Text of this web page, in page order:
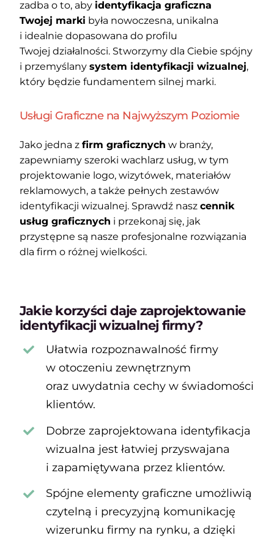
zadba o to, aby identyfikacja graficzna
Twojej marki była nowoczesna, unikalna
i idealnie dopasowana do profilu
Twojej działalności. Stworzymy dla Ciebie spójny
i przemyślany system identyfikacji wizualnej,
który będzie fundamentem silnej marki.
Usługi Graficzne na Najwyższym Poziomie
Jako jedna z firm graficznych w branży,
zapewniamy szeroki wachlarz usług, w tym
projektowanie logo, wizytówek, materiałów
reklamowych, a także pełnych zestawów
identyfikacji wizualnej. Sprawdź nasz cennik
usług graficznych i przekonaj się, jak
przystępne są nasze profesjonalne rozwiązania
dla firm o różnej wielkości.
Jakie korzyści daje zaprojektowanie
identyfikacji wizualnej firmy?
Ułatwia rozpoznawalność firmy
w otoczeniu zewnętrznym
oraz uwydatnia cechy w świadomości
klientów.
Dobrze zaprojektowana identyfikacja
wizualna jest łatwiej przyswajana
i zapamiętywana przez klientów.
Spójne elementy graficzne umożliwią
czytelną i precyzyjną komunikację
wizerunku firmy na rynku, a dzięki